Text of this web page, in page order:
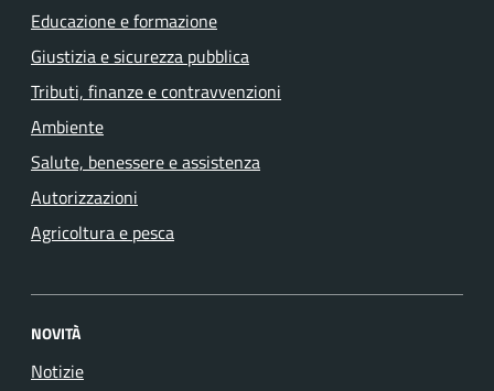
Educazione e formazione
Giustizia e sicurezza pubblica
Tributi, finanze e contravvenzioni
Ambiente
Salute, benessere e assistenza
Autorizzazioni
Agricoltura e pesca
NOVITÀ
Notizie